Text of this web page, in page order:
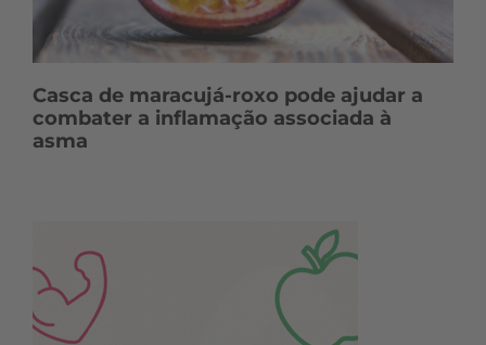
Casca de maracujá-roxo pode ajudar a
combater a inflamação associada à
asma